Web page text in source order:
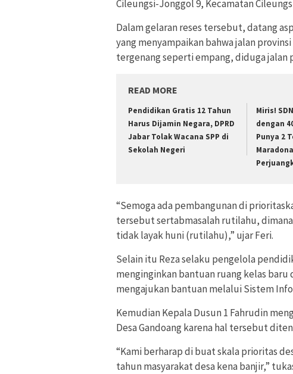
Cileungsi-Jonggol 9, Kecamatan
Dalam gelaran reses tersebut, datang
yang menyampaikan bahwa jalan
tergenang seperti empang, diduga
READ MORE
Pendidikan Gratis 12 Tahun
Harus Dijamin Negara, DPRD
Jabar Tolak Wacana SPP di
Sekolah Negeri
Miris!
dengan
Punya 2
“Semoga ada pembangunan di
tersebut sertabmasalah rutilahu,
tidak layak huni (rutilahu),” ujar Feri.
Selain itu Reza selaku pengelola
menginginkan bantuan ruang kelas
mengajukan bantuan melalui Sistem
Kemudian Kepala Dusun 1 Fahrudin
Desa Gandoang karena hal tersebut
“Kami berharap di buat skala prioritas
tahun masyarakat desa kena banjir,”